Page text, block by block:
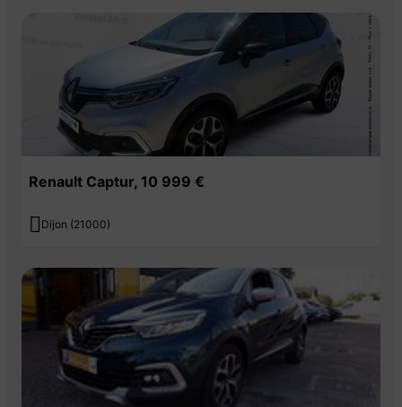
Renault Captur, 10 999 €
 Dijon (21000)